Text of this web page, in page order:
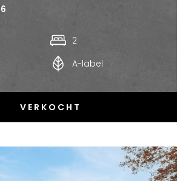
2
A-label
VERKOCHT